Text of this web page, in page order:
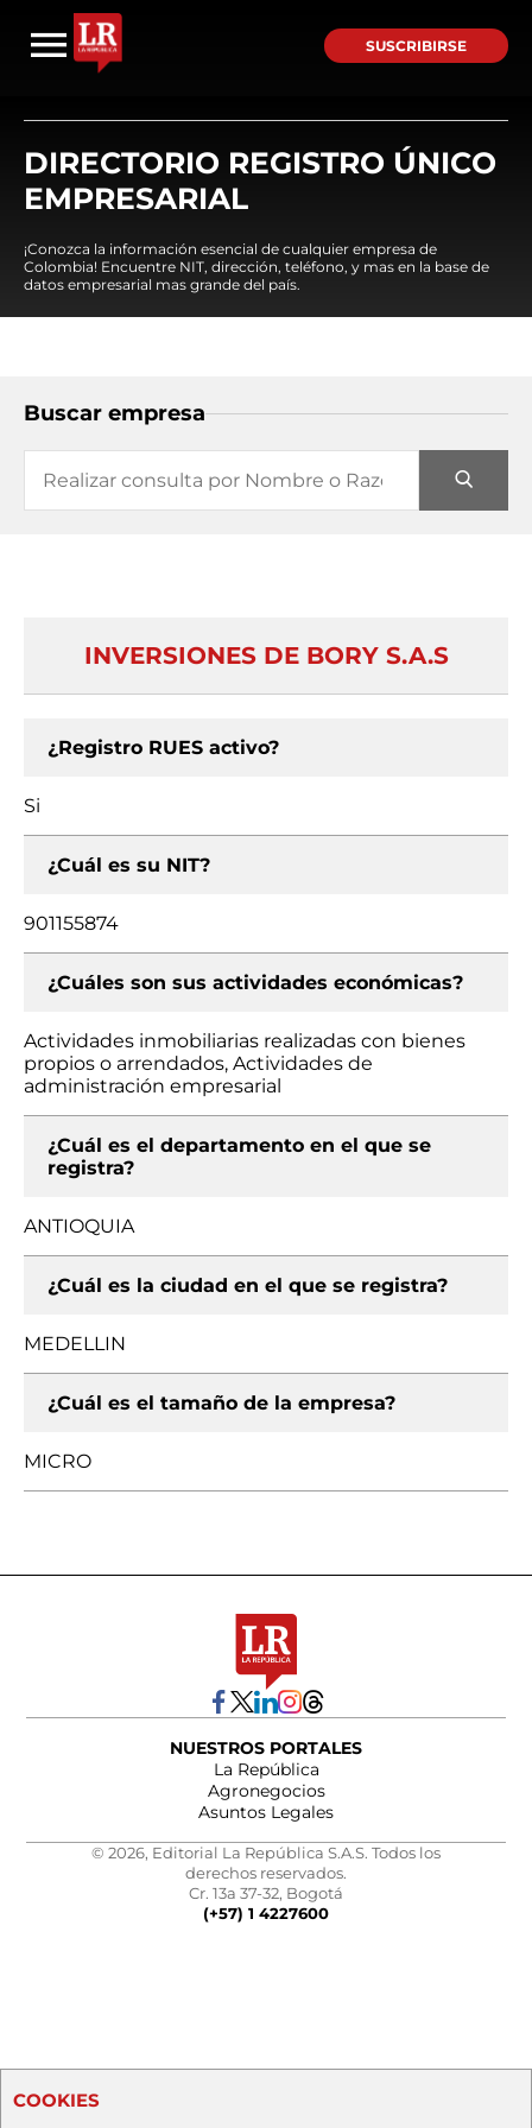
SUSCRIBIRSE
DIRECTORIO REGISTRO ÚNICO
EMPRESARIAL
¡Conozca la información esencial de cualquier empresa de
Colombia! Encuentre NIT, dirección, teléfono, y mas en la base de
datos empresarial mas grande del país.
Buscar empresa
INVERSIONES DE BORY S.A.S
¿Registro RUES activo?
Si
¿Cuál es su NIT?
901155874
¿Cuáles son sus actividades económicas?
Actividades inmobiliarias realizadas con bienes
propios o arrendados, Actividades de
administración empresarial
¿Cuál es el departamento en el que se
registra?
ANTIOQUIA
¿Cuál es la ciudad en el que se registra?
MEDELLIN
¿Cuál es el tamaño de la empresa?
MICRO
NUESTROS PORTALES
La República
Agronegocios
Asuntos Legales
© 2026, Editorial La República S.A.S. Todos los
derechos reservados.
Cr. 13a 37-32, Bogotá
(+57) 1 4227600
COOKIES